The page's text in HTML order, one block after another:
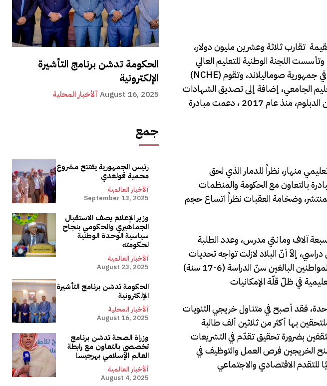
الحكومة تدشن برنامج التأشيرة
الإلكترونية
ألأخبار المحلية August 16, 2025
جمع
رئيس الجمهورية يفتتح مشروع
محمية قولعدي
ألأخبار العالمية
September 13, 2025
وزير الإعلام يصف الاستقبال
الجماهيري والحكومي بنجاح
سياسية الوحدة الوطنية
لحكومته
ألأخبار العالمية
August 23, 2025
الحكومة تدشن برنامج التأشيرة
الإلكترونية
ألأخبار المحلية
August 16, 2025
وزراة الصحة تدشن برنامج
تخصصي بالتعاون مع رابطة
العالم الإسلامي بهرجيسا
ألأخبار العالمية
August 4, 2025
من ميزانياتها (9.24%) على قطاع التعليم بقيمة تقارب ثلاثة وعشرين مليون دولار،
وتأسست اللجنة الوطنية للتعليم العالي
(NCHE) في أغسطس 2011 بموجب قرار رئاسي كهيئة اعتبارية لتقديم سياسة وطنية للنهوض بالتعليم العالي في جمهورية صوماليلاند، وتقوم
الجامعي، إضافة إلى تصديق الشهادات
التعليمية بدءًا من الدبلوم، منذ عام 2017 ، دعمت مبادرة (التعليم لا يمكن أن ينتظر ECW) االجهود في جمهورية صوماليلاند لمعالجة معدلات
منهار، نظراً للدمار الذي لحق
بالتعاون مع الحكومة والمنظمات
المنتشر، وضخامة العقبات نظراً اتساع حجم
آلاف ومائتي مدرس، وعدد الطلبة
ومائتي فصل دراسي، إلاّ أنّ البلاد لازلت تواجه تحديات
كبيرة مع انخفاض نسبة الملتحقين في الدراسة إلى أقل من 50%، ووجود التوقعات بوصول مجموع المواطنين البالغين سنّ الدراسة (6-17 سنة)
فقد أصبح في متناول خريجي الثنويات
بها أكثر من ثلاثين ألف طالبة
بضرورة تحقيق تقدّم في التشريعات
الخريجين فرص العمل والتوظيف في